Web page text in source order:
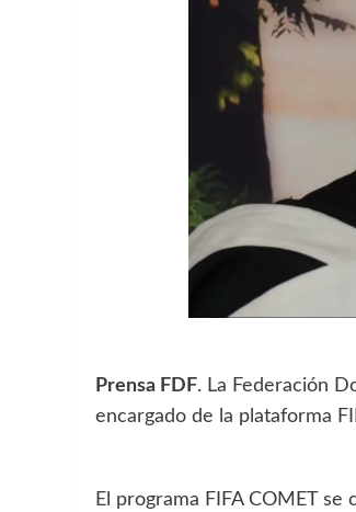
Prensa FDF. La Federación
encargado de la plataforma
El programa FIFA COMET